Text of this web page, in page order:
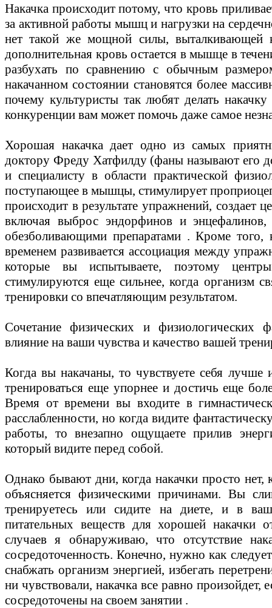
Накачка происходит потому, что кровь
за активной работы мышц и нагрузки на
нет такой же мощной силы,
дополнительная кровь остается в мышце в
разбухать по сравнению с обычным
накачанном состоянии становятся более
почему культуристы так любят делать
конкуренции вам может помочь даже самое
Хорошая накачка дает одно из самых
доктору Фреду Хатфилду (фаны называют его
и специалисту в области практической
поступающее в мышцы, стимулирует
происходит в результате упражнений, создает
включая выброс эндорфинов и энцефалинов,
обезболивающими препаратами . Кроме того,
временем развивается ассоциация между
которые вы испытываете, поэтому
стимулируются еще сильнее, когда организм
тренировки со впечатляющим результатом.
Сочетание физических и физиологических
влияние на ваши чувства и качество вашей
Когда вы накачаны, то чувствуете себя лучше
тренироваться еще упорнее и достичь еще
Время от времени вы входите в
расслабленности, но когда видите
работы, то внезапно ощущаете прилив
который видите перед собой.
Однако бывают дни, когда накачки просто
объясняется физическими причинами. Вы
тренируетесь или сидите на диете, и в
питательных веществ для хорошей накачки
случаев я обнаруживаю, что отсутствие
сосредоточенность. Конечно, нужно как
снабжать организм энергией, избегать
ни чувствовали, накачка все равно
сосредоточены на своем занятии .